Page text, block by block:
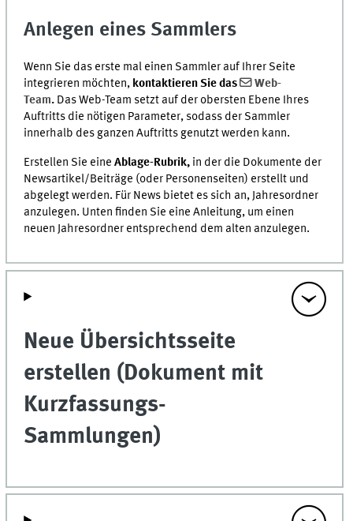
Anlegen eines Sammlers
Wenn Sie das erste mal einen Sammler auf Ihrer Seite
integrieren möchten, kontaktieren Sie das
Web-
Team. Das Web-Team setzt auf der obersten Ebene Ihres
Auftritts die nötigen Parameter, sodass der Sammler
innerhalb des ganzen Auftritts genutzt werden kann.
Erstellen Sie eineAblage-Rubrik, in der die Dokumente der
Newsartikel/Beiträge (oder Personenseiten) erstellt und
abgelegt werden. Für News bietet es sich an, Jahresordner
anzulegen. Unten finden Sie eine Anleitung, um einen
neuen Jahresordner entsprechend dem alten anzulegen.
Neue Übersichtsseite
erstellen (Dokument mit
Kurzfassungs-
Sammlungen)